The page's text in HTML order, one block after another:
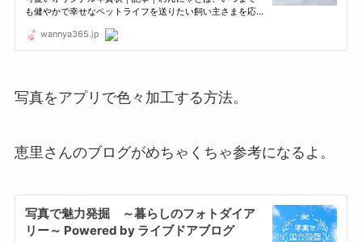
写真をアプリで色々加工する方法。
恵里さんのブログがめちゃくちゃ参考になるよ。